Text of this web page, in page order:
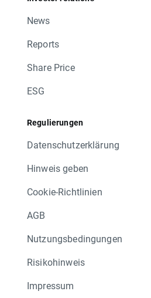
News
Reports
Share Price
ESG
Regulierungen
Datenschutzerklärung
Hinweis geben
Cookie-Richtlinien
AGB
Nutzungsbedingungen
Risikohinweis
Impressum